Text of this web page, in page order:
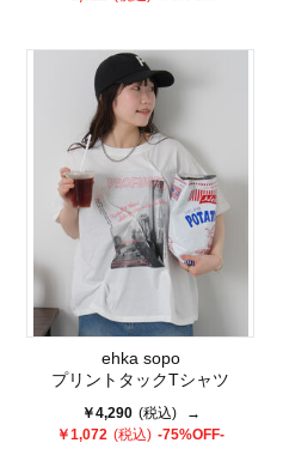
ehka sopo
プリントタックTシャツ
￥4,290 (税込)
→
￥1,072 (税込) -75%OFF-